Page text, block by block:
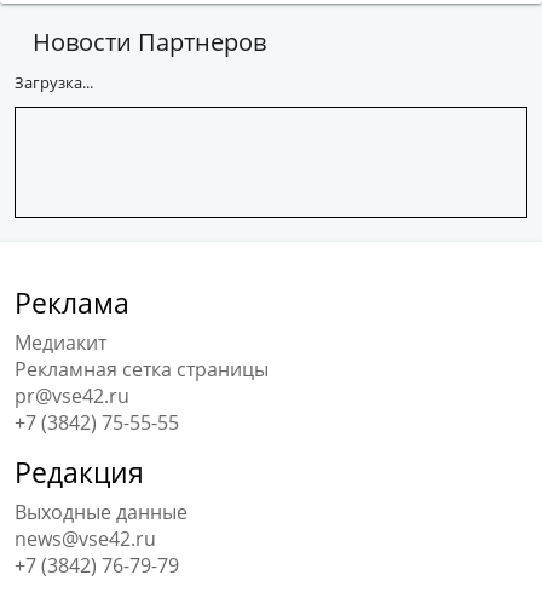
Новости Партнеров
Загрузка...
Реклама
Медиакит
Рекламная сетка страницы
pr@vse42.ru
+7 (3842) 75-55-55
Редакция
Выходные данные
news@vse42.ru
+7 (3842) 76-79-79